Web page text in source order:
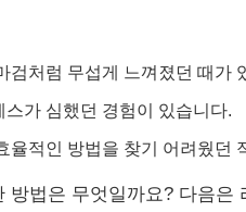
검처럼 무섭게 느껴졌던 때가
가 심했던 경험이 있습니다.
율적인 방법을 찾기 어려웠던
법은 무엇일까요? 다음은